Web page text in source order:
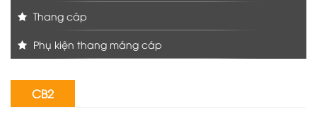
Thang cáp
Phụ kiện thang máng cáp
CB2